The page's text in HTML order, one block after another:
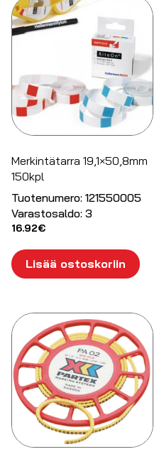
Merkintätarra 19,1×50,8mm
150kpl
Tuotenumero: 121550005
Varastosaldo: 3
16.92€
Lisää ostoskoriin